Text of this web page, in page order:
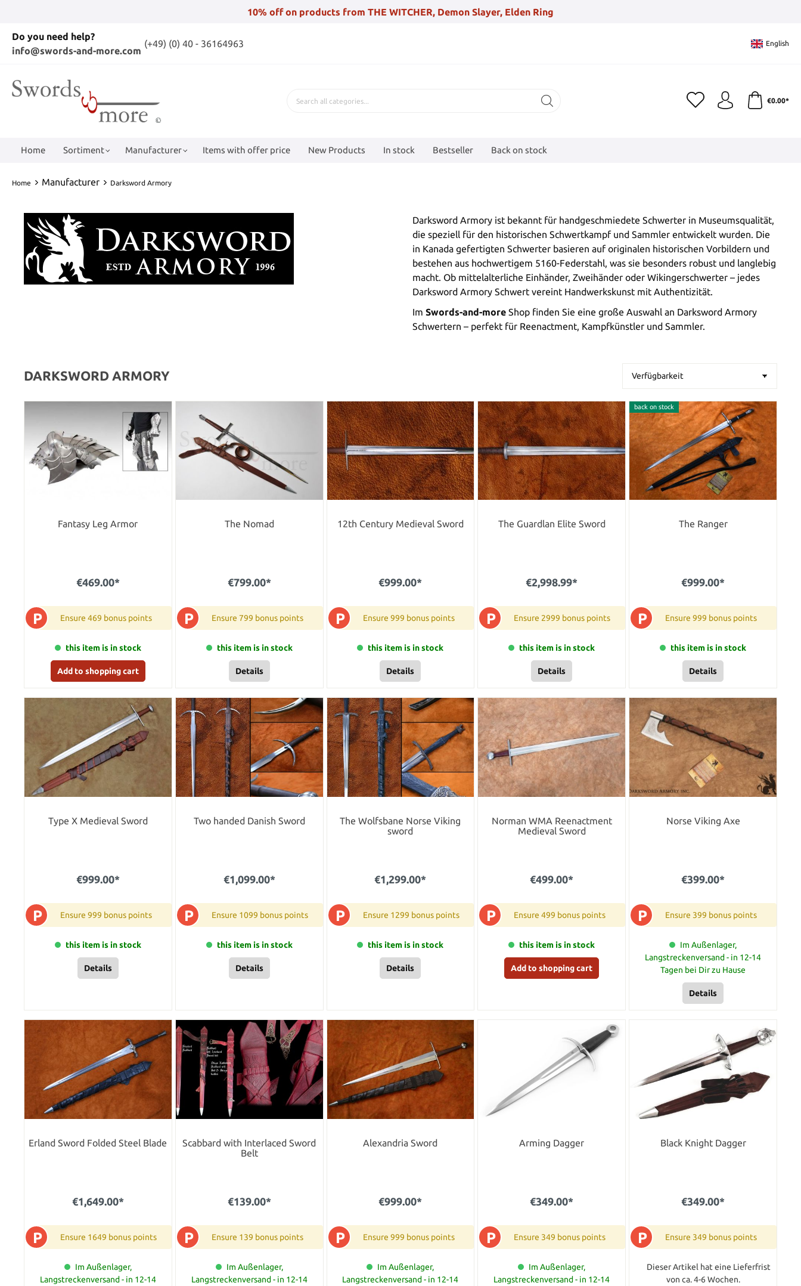
10% off on products from THE WITCHER, Demon Slayer, Elden Ring
Do you need help?
info@swords-and-more.com
(+49) (0) 40 - 36164963 English
€0.00*
Home Sortiment Manufacturer Items with offer price New Products In stock Bestseller Back on stock
Home Manufacturer Darksword Armory
Darksword Armory ist bekannt für handgeschmiedete Schwerter in Museumsqualität,
die speziell für den historischen Schwertkampf und Sammler entwickelt wurden. Die
in Kanada gefertigten Schwerter basieren auf originalen historischen Vorbildern und
bestehen aus hochwertigem 5160-Federstahl, was sie besonders robust und langlebig
macht. Ob mittelalterliche Einhänder, Zweihänder oder Wikingerschwerter – jedes
Darksword Armory Schwert vereint Handwerkskunst mit Authentizität.
Im Swords-and-more Shop finden Sie eine große Auswahl an Darksword Armory
Schwertern – perfekt für Reenactment, Kampfkünstler und Sammler.
DARKSWORD ARMORY
Fantasy Leg Armor
€469.00*
P Ensure 469 bonus points
this item is in stock
Add to shopping cart
The Nomad
€799.00*
P Ensure 799 bonus points
this item is in stock
Details
12th Century Medieval Sword
€999.00*
P Ensure 999 bonus points
this item is in stock
Details
The Guardlan Elite Sword
€2,998.99*
P Ensure 2999 bonus points
this item is in stock
Details
back on stock
The Ranger
€999.00*
P Ensure 999 bonus points
this item is in stock
Details
Type X Medieval Sword
€999.00*
P Ensure 999 bonus points
this item is in stock
Details
Two handed Danish Sword
€1,099.00*
P Ensure 1099 bonus points
this item is in stock
Details
The Wolfsbane Norse Viking
sword
€1,299.00*
P Ensure 1299 bonus points
this item is in stock
Details
Norman WMA Reenactment
Medieval Sword
€499.00*
P Ensure 499 bonus points
this item is in stock
Add to shopping cart
Norse Viking Axe
€399.00*
P Ensure 399 bonus points
Im Außenlager,
Langstreckenversand - in 12-14
Tagen bei Dir zu Hause
Details
Erland Sword Folded Steel Blade
€1,649.00*
P Ensure 1649 bonus points
Im Außenlager,
Langstreckenversand - in 12-14
Scabbard with Interlaced Sword
Belt
€139.00*
P Ensure 139 bonus points
Im Außenlager,
Langstreckenversand - in 12-14
Alexandria Sword
€999.00*
P Ensure 999 bonus points
Im Außenlager,
Langstreckenversand - in 12-14
Arming Dagger
€349.00*
P Ensure 349 bonus points
Im Außenlager,
Langstreckenversand - in 12-14
Black Knight Dagger
€349.00*
P Ensure 349 bonus points
Dieser Artikel hat eine Lieferfrist
von ca. 4-6 Wochen.